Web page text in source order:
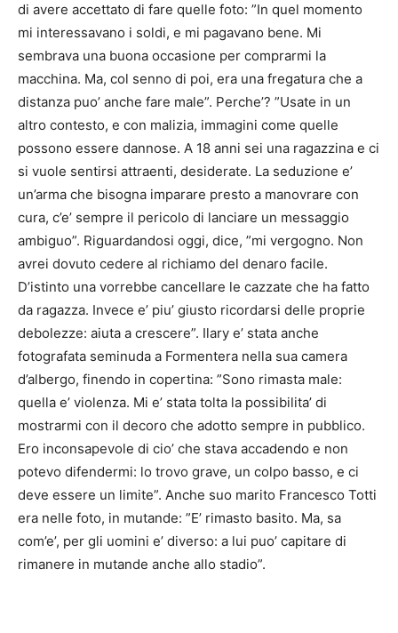
di avere accettato di fare quelle foto: ”In quel momento
mi interessavano i soldi, e mi pagavano bene. Mi
sembrava una buona occasione per comprarmi la
macchina. Ma, col senno di poi, era una fregatura che a
distanza puo’ anche fare male”. Perche’? ”Usate in un
altro contesto, e con malizia, immagini come quelle
possono essere dannose. A 18 anni sei una ragazzina e ci
si vuole sentirsi attraenti, desiderate. La seduzione e’
un’arma che bisogna imparare presto a manovrare con
cura, c’e’ sempre il pericolo di lanciare un messaggio
ambiguo”. Riguardandosi oggi, dice, ”mi vergogno. Non
avrei dovuto cedere al richiamo del denaro facile.
D’istinto una vorrebbe cancellare le cazzate che ha fatto
da ragazza. Invece e’ piu’ giusto ricordarsi delle proprie
debolezze: aiuta a crescere”. Ilary e’ stata anche
fotografata seminuda a Formentera nella sua camera
d’albergo, finendo in copertina: ”Sono rimasta male:
quella e’ violenza. Mi e’ stata tolta la possibilita’ di
mostrarmi con il decoro che adotto sempre in pubblico.
Ero inconsapevole di cio’ che stava accadendo e non
potevo difendermi: lo trovo grave, un colpo basso, e ci
deve essere un limite”. Anche suo marito Francesco Totti
era nelle foto, in mutande: ”E’ rimasto basito. Ma, sa
com’e’, per gli uomini e’ diverso: a lui puo’ capitare di
rimanere in mutande anche allo stadio”.